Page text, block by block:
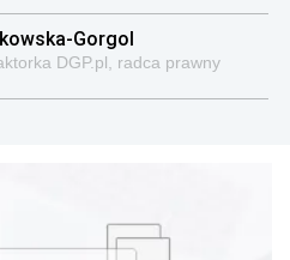
Gorgol
DGP.pl, radca prawny